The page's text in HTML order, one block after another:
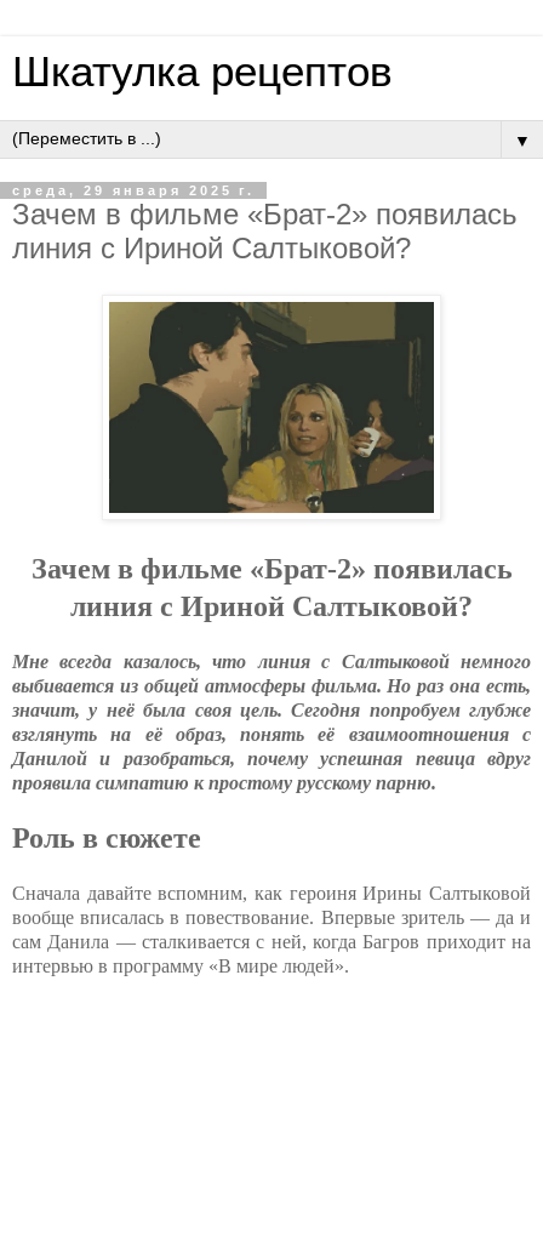
Шкатулка рецептов
▼
среда, 29 января 2025 г.
Зачем в фильме «Брат-2» появилась
линия с Ириной Салтыковой?
Зачем в фильме «Брат-2» появилась
линия с Ириной Салтыковой?
Мне всегда казалось, что линия с Салтыковой немного
выбивается из общей атмосферы фильма. Но раз она есть,
значит, у неё была своя цель. Сегодня попробуем глубже
взглянуть на её образ, понять её взаимоотношения с
Данилой и разобраться, почему успешная певица вдруг
проявила симпатию к простому русскому парню.
Роль в сюжете
Сначала давайте вспомним, как героиня Ирины Салтыковой
вообще вписалась в повествование. Впервые зритель — да и
сам Данила — сталкивается с ней, когда Багров приходит на
интервью в программу «В мире людей».